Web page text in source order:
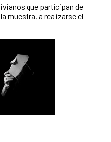
que participan de
muestra, a realizarse el